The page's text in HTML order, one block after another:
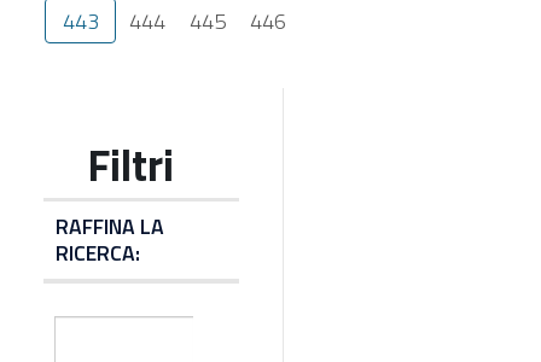
443
444 445 446
RAFFINA LA
RICERCA: